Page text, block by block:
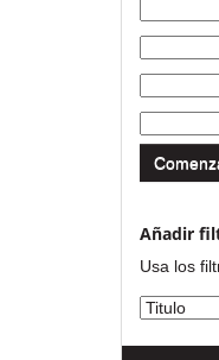
Añadir
Usa los